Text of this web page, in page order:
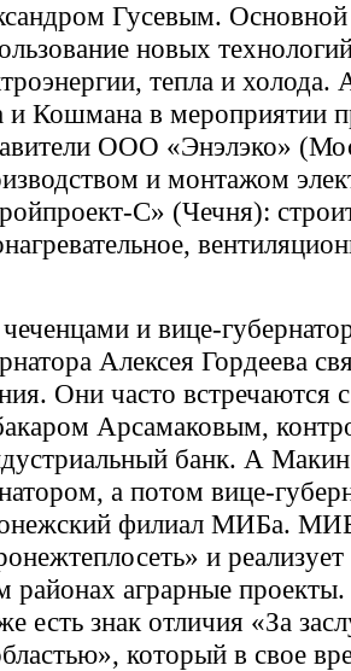
Гусевым.
новых
тепла и
и Кошмана в мероприятии
ООО «Энэлэко»
и монтажом
С» (Чечня):
и вице-
Алексея Гордеева
Они часто встречаются
Арсамаковым,
банк. А Макин
а потом вице-
филиал МИБа.
и
районах аграрные
есть знак отличия «За
который в свое